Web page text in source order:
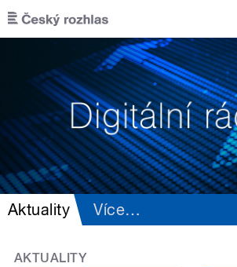
Přejít k hlavnímu obsahu
Aktuality Více…
AKTUALITY